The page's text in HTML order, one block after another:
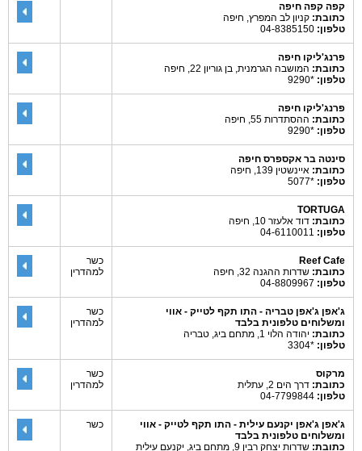
קפה קפה חיפה
כתובת: קניון לב המפרץ, חיפה
טלפון:
פרנג'ליקו חיפה
כתובת: המושבה הגרמנית, בן גוריון 22, חיפה
טלפון: *9290
פרנג'ליקו חיפה
כתובת: ההסתדרות 55, חיפה
טלפון: *9290
סינטה בר אקספרס חיפה
כתובת: איינשטין 139, חיפה
טלפון: *5077
TORTUGA
כתובת: דוד אלעזר 10, חיפה
טלפון:
Reef Cafe
כתובת: שדרות ההגנה 32, חיפה
טלפון:
כשר
למהדרין
ג'אפן ג'אפן טבריה - התו תקף לטייק - אווי
ומשלוחים טלפונית בלבד
כתובת: יהודה הלוי 1, מתחם ביג, טבריה
טלפון: *3304
כשר
למהדרין
מרקוס
כתובת: דרך הים 2, עתלית
טלפון:
כשר
למהדרין
ג'אפן ג'אפן יקנעם עילית - התו תקף לטייק - אווי
ומשלוחים טלפונית בלבד
כתובת: שדרות יצחק רבין 9, מתחם ביג, יקנעם עילית
כשר